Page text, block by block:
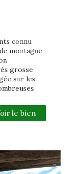
connu
montagne
grosse
sur les
le bien